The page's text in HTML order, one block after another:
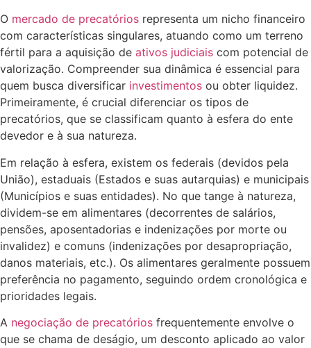
O mercado de precatórios representa um nicho financeiro
com características singulares, atuando como um terreno
fértil para a aquisição de ativos judiciais com potencial de
valorização. Compreender sua dinâmica é essencial para
quem busca diversificar investimentos ou obter liquidez.
Primeiramente, é crucial diferenciar os tipos de
precatórios, que se classificam quanto à esfera do ente
devedor e à sua natureza.
Em relação à esfera, existem os federais (devidos pela
União), estaduais (Estados e suas autarquias) e municipais
(Municípios e suas entidades). No que tange à natureza,
dividem-se em alimentares (decorrentes de salários,
pensões, aposentadorias e indenizações por morte ou
invalidez) e comuns (indenizações por desapropriação,
danos materiais, etc.). Os alimentares geralmente possuem
preferência no pagamento, seguindo ordem cronológica e
prioridades legais.
A negociação de precatórios frequentemente envolve o
que se chama de deságio, um desconto aplicado ao valor